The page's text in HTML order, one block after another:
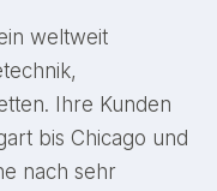
weltweit
Ihre Kunden
bis Chicago und
nach sehr